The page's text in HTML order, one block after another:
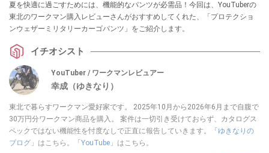
夏を快適に過ごすためには、機能的なパンツが必需品！今回は、YouTuberの
東北のワークマン購入レビューさんがおすすめしてくれた、「プロテクショ
ンウェザーミリタリーカーゴパンツ」をご紹介します。
イチオシスト
YouTuber / ワークマンレビュアー
幸成（ゆきなり）
東北で暮らすワークマン愛好家です。 2025年10月から2026年6月まで自腹で
30万円分ワークマン商品を購入。 案件は一切引き受けておらず、カタログス
ペックではない機能性を忖度なしで正直に報告していきます。「 ゆきなりの
ブログ 」はこちら。「 YouTube 」はこちら。